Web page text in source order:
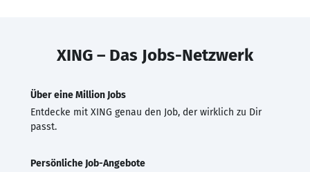
XING – Das Jobs-Netzwerk
Über eine Million Jobs
Entdecke mit XING genau den Job, der wirklich zu Dir
passt.
Persönliche Job-Angebote